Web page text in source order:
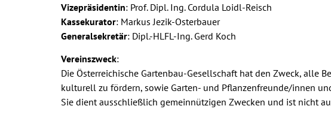
Vizepräsidentin: Prof. Dipl. Ing. Cordula Loidl-Reisch
Kassekurator: Markus Jezik-Osterbauer
Generalsekretär: Dipl.-HLFL-Ing. Gerd Koch
Vereinszweck:
Die Österreichische Gartenbau-Gesellschaft hat den Zweck, alle
kulturell zu fördern, sowie Garten- und Pflanzenfreunde/innen
Sie dient ausschließlich gemeinnützigen Zwecken und ist nicht